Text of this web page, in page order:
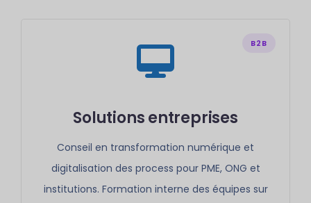
B2B
Solutions entreprises
Conseil en transformation numérique et
digitalisation des process pour PME, ONG et
institutions. Formation interne des équipes sur